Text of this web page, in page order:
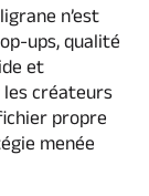
n’est
ups, qualité
et
les créateurs
propre
menée